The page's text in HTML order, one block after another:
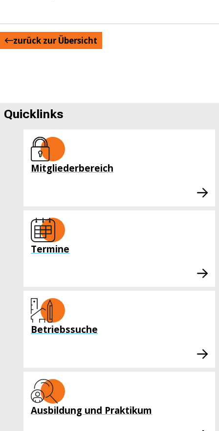
zurück zur Übersicht
Quicklinks
Mitgliederbereich
Termine
Betriebssuche
Ausbildung und Praktikum